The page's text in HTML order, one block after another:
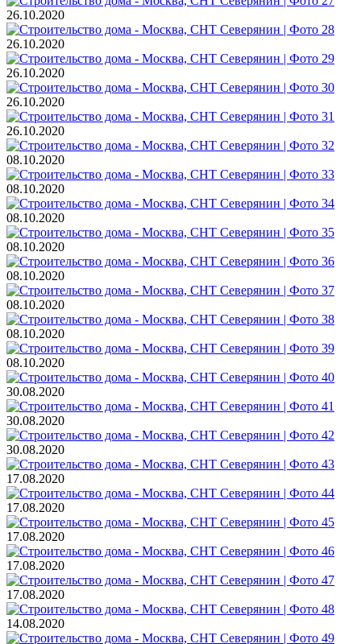
26.10.2020
26.10.2020
26.10.2020
26.10.2020
26.10.2020
08.10.2020
08.10.2020
08.10.2020
08.10.2020
08.10.2020
08.10.2020
08.10.2020
08.10.2020
30.08.2020
30.08.2020
30.08.2020
17.08.2020
17.08.2020
17.08.2020
17.08.2020
17.08.2020
14.08.2020